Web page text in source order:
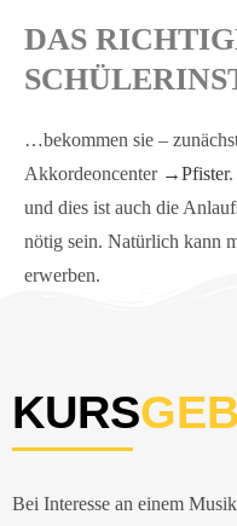
DAS
…bekommen sie –
Akkordeoncenter →Pfister.
und dies ist auch die
nötig sein. Natürlich kann
erwerben.
KURS
Bei Interesse an einem